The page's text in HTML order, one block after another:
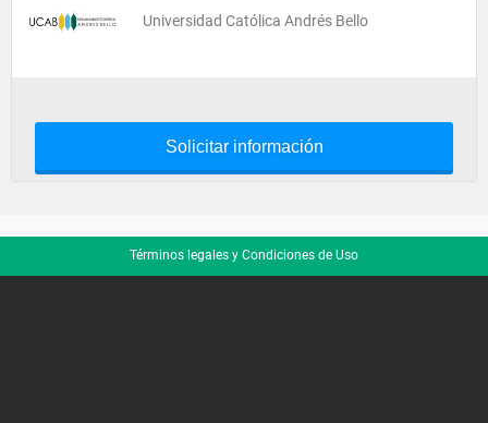
Universidad Católica Andrés Bello
Solicitar información
Términos legales y Condiciones de Uso